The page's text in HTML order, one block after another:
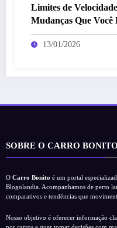
Limites de
Mudanças Que Você
13/01/2026
SOBRE O CARRO BONITO
O Carro Bonito é um portal
Blogolandia. Acompanhamos de perto
comparativos e tendências que
Nosso objetivo é oferecer informação